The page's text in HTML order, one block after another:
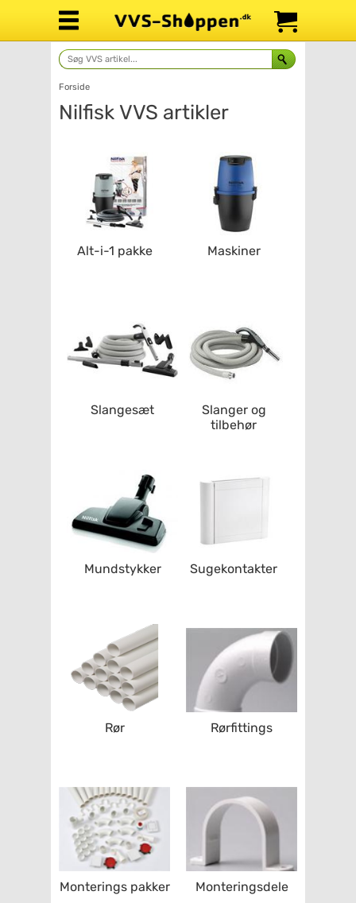
Forside
Nilfisk
Alt-i-1 pakke Maskiner
Slangesæt
Slanger og
tilbehør
Mundstykker Sugekontakter
Rør Rørfittings
Monterings pakker Monteringsdele